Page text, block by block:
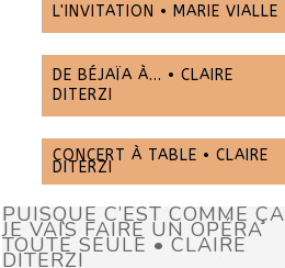
L'INVITATION • MARIE VIALLE
DE BÉJAÏA À... • CLAIRE
DITERZI
CONCERT À TABLE • CLAIRE
DITERZI
PUISQUE C’EST COMME ÇA
JE VAIS FAIRE UN OPÉRA
TOUTE SEULE • CLAIRE
DITERZI